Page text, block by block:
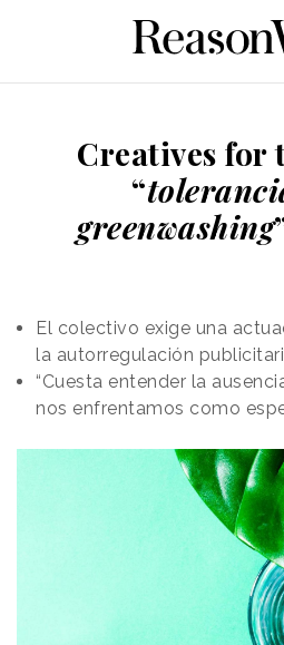
Creatives for
“
greenwashing
El colectivo exige una
la autorregulación
“Cuesta entender la
nos enfrentamos como